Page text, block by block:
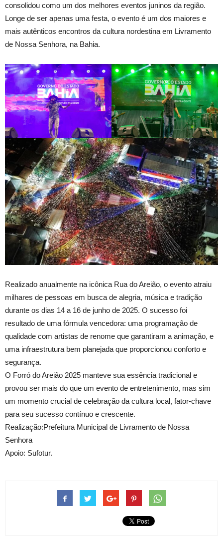
consolidou como um dos melhores eventos juninos da região.
Longe de ser apenas uma festa, o evento é um dos maiores e
mais autênticos encontros da cultura nordestina em Livramento
de Nossa Senhora, na Bahia.
Realizado anualmente na icônica Rua do Areião, o evento atraiu
milhares de pessoas em busca de alegria, música e tradição
durante os dias 14 a 16 de junho de 2025. O sucesso foi
resultado de uma fórmula vencedora: uma programação de
qualidade com artistas de renome que garantiram a animação, e
uma infraestrutura bem planejada que proporcionou conforto e
segurança.
O Forró do Areião 2025 manteve sua essência tradicional e
provou ser mais do que um evento de entretenimento, mas sim
um momento crucial de celebração da cultura local, fator-chave
para seu sucesso contínuo e crescente.
Realização:Prefeitura Municipal de Livramento de Nossa
Senhora
Apoio: Sufotur.